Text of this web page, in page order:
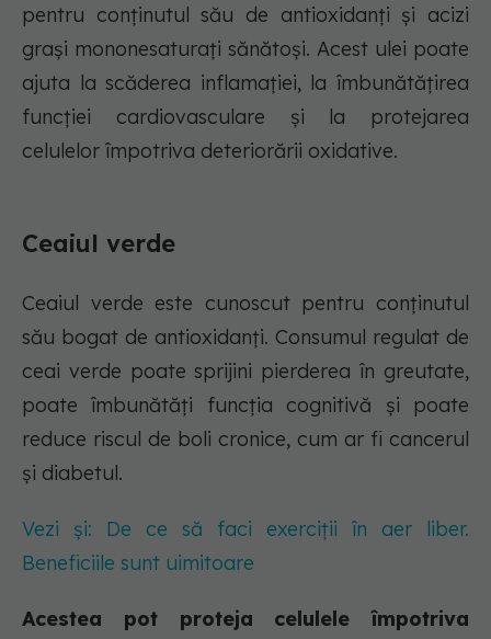
pentru conținutul său de antioxidanți și acizi
grași mononesaturați sănătoși. Acest ulei poate
ajuta la scăderea inflamației, la îmbunătățirea
funcției cardiovasculare și la protejarea
celulelor împotriva deteriorării oxidative.
Ceaiul verde
Ceaiul verde este cunoscut pentru conținutul
său bogat de antioxidanți. Consumul regulat de
ceai verde poate sprijini pierderea în greutate,
poate îmbunătăți funcția cognitivă și poate
reduce riscul de boli cronice, cum ar fi cancerul
și diabetul.
Vezi și: De ce să faci exerciții în aer liber.
Beneficiile sunt uimitoare
Acestea pot proteja celulele împotriva